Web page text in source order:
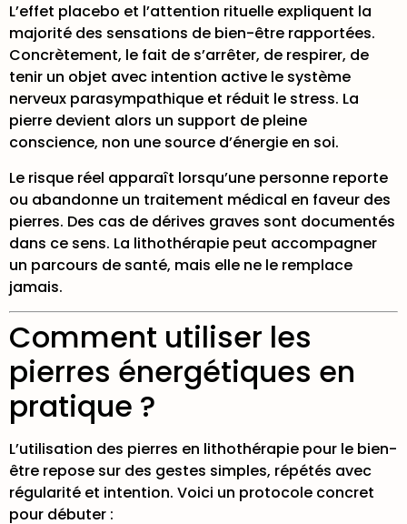
L’effet placebo et l’attention rituelle expliquent la
majorité des sensations de bien-être rapportées.
Concrètement, le fait de s’arrêter, de respirer, de
tenir un objet avec intention active le système
nerveux parasympathique et réduit le stress. La
pierre devient alors un support de pleine
conscience, non une source d’énergie en soi.
Le risque réel apparaît lorsqu’une personne reporte
ou abandonne un traitement médical en faveur des
pierres. Des cas de dérives graves sont documentés
dans ce sens. La lithothérapie peut accompagner
un parcours de santé, mais elle ne le remplace
jamais.
Comment utiliser les
pierres énergétiques en
pratique ?
L’utilisation des pierres en lithothérapie pour le bien-
être repose sur des gestes simples, répétés avec
régularité et intention. Voici un protocole concret
pour débuter :